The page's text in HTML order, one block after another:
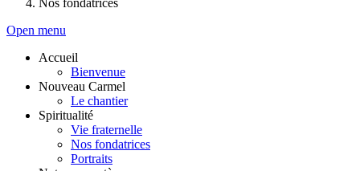
Nos fondatrices
Open menu
Accueil
Bienvenue
Nouveau Carmel
Le chantier
Spiritualité
Vie fraternelle
Nos fondatrices
Portraits